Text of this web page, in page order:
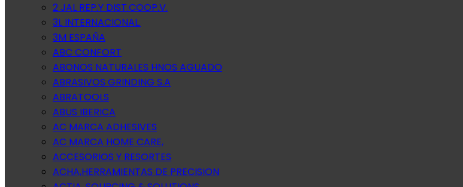
2 JAL REP.Y DIST.COOP.V.
3L INTERNACIONAL.
3M ESPAÑA
ABC CONFORT
ABONOS NATURALES HNOS AGUADO
ABRASIVOS GRINDING S.A
ABRATOOLS
ABUS IBERICA
AC MARCA ADHESIVES
AC MARCA HOME CARE,
ACCESORIOS Y RESORTES
ACHA,HERRAMIENTAS DE PRECISION